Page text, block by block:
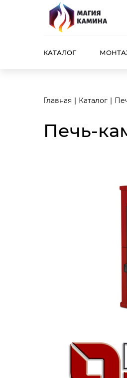
<meta name="robots"
КАТАЛОГ
Главная Каталог
Печь-